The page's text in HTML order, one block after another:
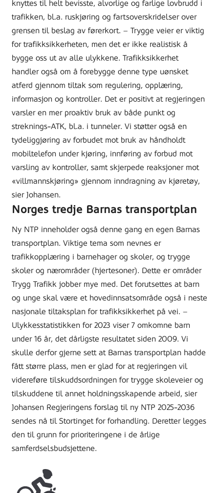
knyttes til helt bevisste, alvorlige og farlige lovbrudd i
trafikken, bl.a. ruskjøring og fartsoverskridelser over
grensen til beslag av førerkort. – Trygge veier er viktig
for trafikksikkerheten, men det er ikke realistisk å
bygge oss ut av alle ulykkene. Trafikksikkerhet
handler også om å forebygge denne type uønsket
atferd gjennom tiltak som regulering, opplæring,
informasjon og kontroller. Det er positivt at regjeringen
varsler en mer proaktiv bruk av både punkt og
streknings-ATK, bl.a. i tunneler. Vi støtter også en
tydeliggjøring av forbudet mot bruk av håndholdt
mobiltelefon under kjøring, innføring av forbud mot
varsling av kontroller, samt skjerpede reaksjoner mot
«villmannskjøring» gjennom inndragning av kjøretøy,
sier Johansen.
Norges tredje Barnas transportplan
Ny NTP inneholder også denne gang en egen Barnas
transportplan. Viktige tema som nevnes er
trafikkopplæring i barnehager og skoler, og trygge
skoler og nærområder (hjertesoner). Dette er områder
Trygg Trafikk jobber mye med. Det forutsettes at barn
og unge skal være et hovedinnsatsområde også i neste
nasjonale tiltaksplan for trafikksikkerhet på vei. –
Ulykkesstatistikken for 2023 viser 7 omkomne barn
under 16 år, det dårligste resultatet siden 2009. Vi
skulle derfor gjerne sett at Barnas transportplan hadde
fått større plass, men er glad for at regjeringen vil
videreføre tilskuddsordningen for trygge skoleveier og
tilskuddene til annet holdningsskapende arbeid, sier
Johansen Regjeringens forslag til ny NTP 2025-2036
sendes nå til Stortinget for forhandling. Deretter legges
den til grunn for prioriteringene i de årlige
samferdselsbudsjettene.